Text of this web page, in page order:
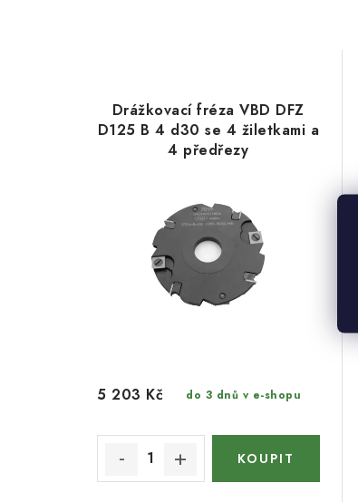
Drážkovací fréza VBD DFZ
D125 B 4 d30 se 4 žiletkami a
4 předřezy
do 3 dnů v e-shopu
5 203 Kč